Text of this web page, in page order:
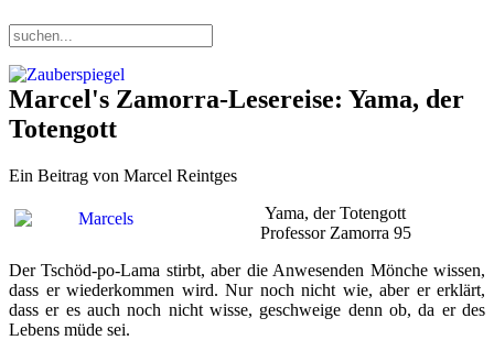
Marcel's Zamorra-Lesereise: Yama, der
Totengott
Ein Beitrag von Marcel Reintges
Yama, der Totengott
Professor Zamorra 95
Der Tschöd-po-Lama stirbt, aber die Anwesenden Mönche wissen,
dass er wiederkommen wird. Nur noch nicht wie, aber er erklärt,
dass er es auch noch nicht wisse, geschweige denn ob, da er des
Lebens müde sei.